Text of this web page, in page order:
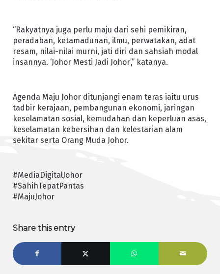
“Rakyatnya juga perlu maju dari sehi pemikiran,
peradaban, ketamadunan, ilmu, perwatakan, adat
resam, nilai-nilai murni, jati diri dan sahsiah modal
insannya. ‘Johor Mesti Jadi Johor’,” katanya.
Agenda Maju Johor ditunjangi enam teras iaitu urus
tadbir kerajaan, pembangunan ekonomi, jaringan
keselamatan sosial, kemudahan dan keperluan asas,
keselamatan kebersihan dan kelestarian alam
sekitar serta Orang Muda Johor.
#MediaDigitalJohor
#SahihTepatPantas
#MajuJohor
Share this entry